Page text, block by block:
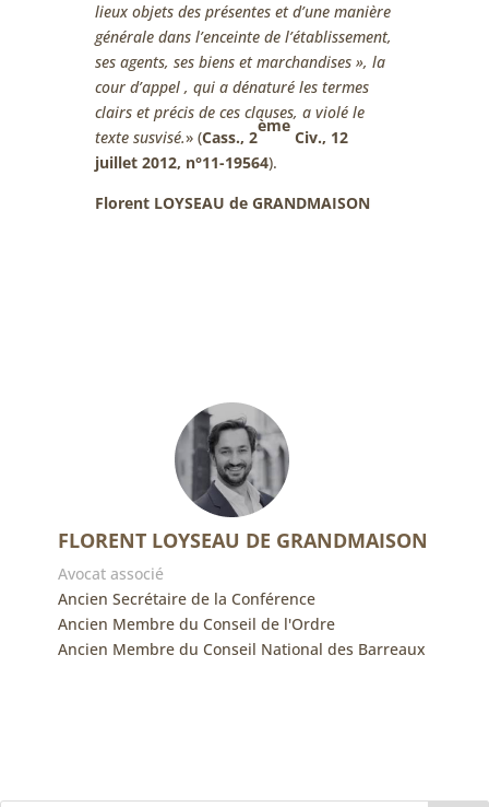
lieux objets des présentes et d’une manière
générale dans l’enceinte de l’établissement,
ses agents, ses biens et marchandises », la
cour d’appel , qui a dénaturé les termes
clairs et précis de ces clauses, a violé le
texte susvisé.» (Cass., 2
ème
Civ., 12
juillet 2012, n°11-19564).
Florent LOYSEAU de GRANDMAISON
FLORENT LOYSEAU DE GRANDMAISON
Avocat associé
Ancien Secrétaire de la Conférence
Ancien Membre du Conseil de l'Ordre
Ancien Membre du Conseil National des Barreaux